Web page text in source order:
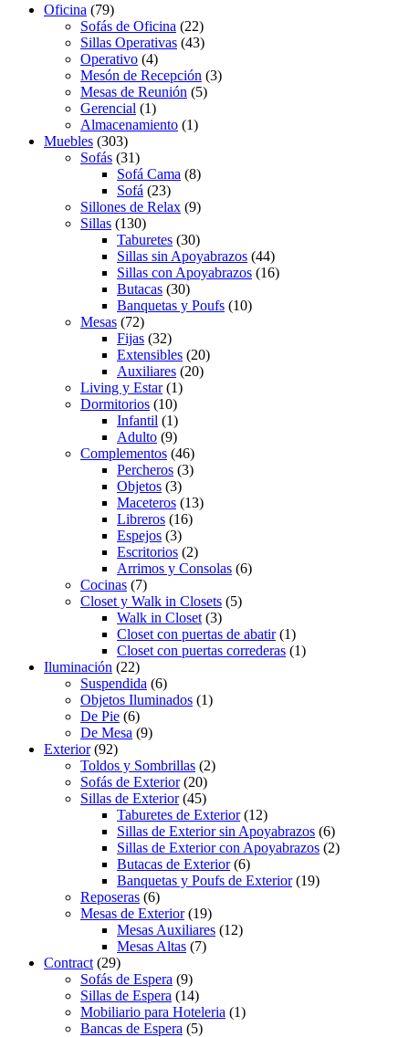
Oficina (79)
Sofás de Oficina (22)
Sillas Operativas (43)
Operativo (4)
Mesón de Recepción (3)
Mesas de Reunión (5)
Gerencial (1)
Almacenamiento (1)
Muebles (303)
Sofás (31)
Sofá Cama (8)
Sofá (23)
Sillones de Relax (9)
Sillas (130)
Taburetes (30)
Sillas sin Apoyabrazos (44)
Sillas con Apoyabrazos (16)
Butacas (30)
Banquetas y Poufs (10)
Mesas (72)
Fijas (32)
Extensibles (20)
Auxiliares (20)
Living y Estar(1)
Dormitorios (10)
Infantil (1)
Adulto (9)
Complementos (46)
Percheros (3)
Objetos (3)
Maceteros (13)
Libreros (16)
Espejos (3)
Escritorios (2)
Arrimos y Consolas (6)
Cocinas (7)
Closet y Walk in Closets (5)
Walk in Closet (3)
Closet con puertas de abatir(1)
Closet con puertas correderas (1)
Iluminación (22)
Suspendida (6)
Objetos Iluminados (1)
De Pie (6)
De Mesa (9)
Exterior(92)
Toldos y Sombrillas (2)
Sofás de Exterior(20)
Sillas de Exterior(45)
Taburetes de Exterior(12)
Sillas de Exterior sin Apoyabrazos (6)
Sillas de Exterior con Apoyabrazos (2)
Butacas de Exterior(6)
Banquetas y Poufs de Exterior(19)
Reposeras (6)
Mesas de Exterior(19)
Mesas Auxiliares (12)
Mesas Altas (7)
Contract (29)
Sofás de Espera (9)
Sillas de Espera (14)
Mobiliario para Hoteleria (1)
Bancas de Espera (5)